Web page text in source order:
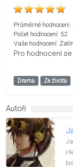
Průměrné hodnocení:
Počet hodnocení: 52
Vaše hodnocení:
Pro hodnocení
Drama Ze života
Autoři